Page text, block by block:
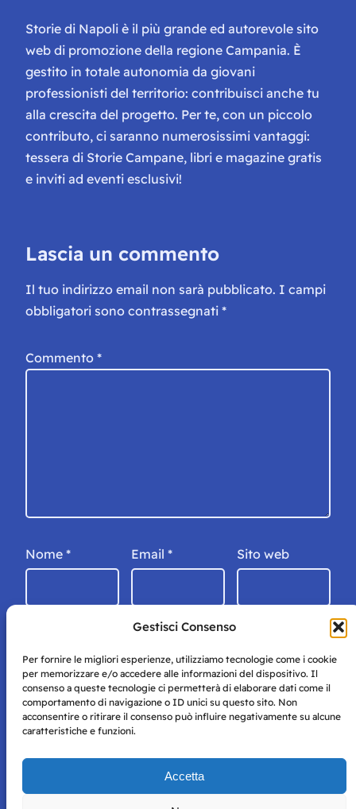
Gestisci Consenso
Per fornire le migliori esperienze, utilizziamo tecnologie come i cookie
per memorizzare e/o accedere alle informazioni del dispositivo. Il
consenso a queste tecnologie ci permetterà di elaborare dati come il
comportamento di navigazione o ID unici su questo sito. Non
acconsentire o ritirare il consenso può influire negativamente su alcune
caratteristiche e funzioni.
Accetta
Storie di Napoli è il più grande ed autorevole sito
web di promozione della regione Campania. È
gestito in totale autonomia da giovani
professionisti del territorio: contribuisci anche tu
alla crescita del progetto. Per te, con un piccolo
contributo, ci saranno numerosissimi vantaggi:
tessera di Storie Campane, libri e magazine gratis
e inviti ad eventi esclusivi!
Lascia un commento
Il tuo indirizzo email non sarà pubblicato. I campi
obbligatori sono contrassegnati *
Commento *
Nome * Email * Sito web
Storie di Napoli è una testata registrata presso il tribunale di